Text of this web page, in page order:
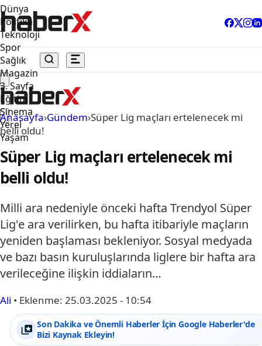
Dünya
Politika
Teknoloji
Spor
Sağlık
Magazin
3. Sayfa
Eğitim
Sinema
Yerel
Yaşam
Anasayfa›Gündem›Süper Lig maçları ertelenecek mi
belli oldu!
Süper Lig maçları ertelenecek mi
belli oldu!
Milli ara nedeniyle önceki hafta Trendyol Süper
Lig'e ara verilirken, bu hafta itibariyle maçların
yeniden başlaması bekleniyor. Sosyal medyada
ve bazı basın kuruluşlarında liglere bir hafta ara
verileceğine ilişkin iddiaların…
Ali • Eklenme: 25.03.2025 - 10:54
Son Dakika ve Önemli Haberler İçin Google Haberler'de
Bizi Kaynak Ekleyin!